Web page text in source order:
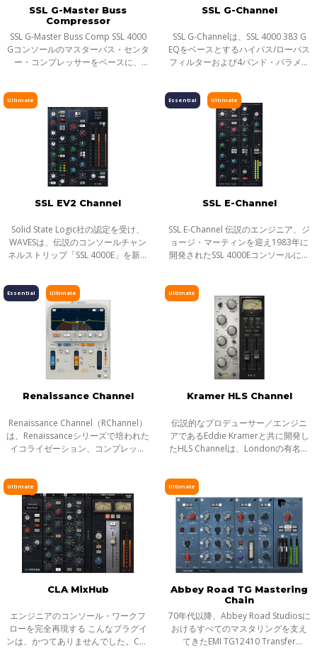
メーター
ノイズリダクション
サラウンド
ヘッドフォンミキシング
ライブソリューション
チャンネルストリップ
ハーモニックエンハンサー
SSL G-Master Buss
Compressor
SSL G-Master Buss Comp SSL 4000
Gコンソールのマスターバス・センタ
ー・コンプレッサーをベースに、
Buss Compressorです。実機のコン
ソールで
SSL G-Channel
SSL G-Channelは、SSL 4000 383 G
EQをベースとするハイパス/ローパス
フィルターおよび4バンド・パラメト
れる、SSL 4000 Series-Gコンソール
搭載
Ultimate
SSL EV2 Channel
Solid State Logic社の認定を受け、
WAVESは、伝説のコンソールチャン
ネルストリップ「SSL 4000E」を新た
かなマイクプリとライン入力を再現
する
Ultimate
Essential
SSL E-Channel
SSL E-Channel 伝説のエンジニア、ジ
ョージ・マーティンを迎え1983年に
開発されたSSL 4000Eコンソールに搭
4バンド・パラメトリックEQを備え
るEQ
Ultimate
Essential
Renaissance Channel
Renaissance Channel（RChannel）
は、Renaissanceシリーズで培われた
イコライゼーション、コンプレッシ
ーフェイスに融合したチャンネルス
トリッ
Ultimate
Kramer HLS Channel
伝説的なプロデューサー／エンジニ
アであるEddie Kramerと共に開発し
たHLS Channelは、Londonの有名な
グコンソールと同じモデルを入手、
細心の注
Ultimate
CLA MixHub
エンジニアのコンソール・ワークフ
ローを完全再現する こんなプラグイ
ンは、かつてありませんでした。CLA
Ultimate
Abbey Road TG Mastering
Chain
70年代以降、Abbey Road Studiosに
おけるすべてのマスタリングを支え
てきたEMI TG12410 Transfer